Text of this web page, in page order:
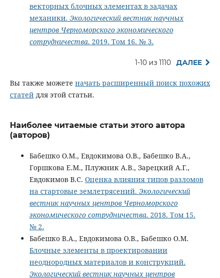
векторных блочных элементах в задачах
механики. Экологический вестник научных
центров Черноморского экономического
сотрудничества. 2019. Том 16. № 3.
1-10 из 1110 ДАЛЕЕ
Вы также можете начать расширенный поиск похожих
статейдля этой статьи.
Наиболее читаемые статьи этого автора
(авторов)
Бабешко О.М., Евдокимова О.В., Бабешко В.А.,
Горшкова Е.М., Плужник А.В., Зарецкий А.Г.,
Евдокимов В.С. Оценка влияния типов разломов
на стартовые землетрясений. Экологический
вестник научных центров Черноморского
экономического сотрудничества. 2018. Том 15.
№ 2.
Бабешко В.А., Евдокимова О.В., Бабешко О.М.
Блочные элементы в проектировании
неоднородных материалов и конструкций.
Экологический вестник научных центров